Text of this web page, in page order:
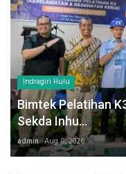
Indragiri Hulu
Bimtek Pelatihan
Sekda Inhu...
admin Aug 8, 2026